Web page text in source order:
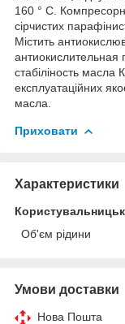
160 ° С.
сірчистих
Містить
антиокислительная
стабіліность масла
експлуатаційних
масла.
Приховати
Характеристики
Об'єм рідини
Умови доставки
Нова Пошта